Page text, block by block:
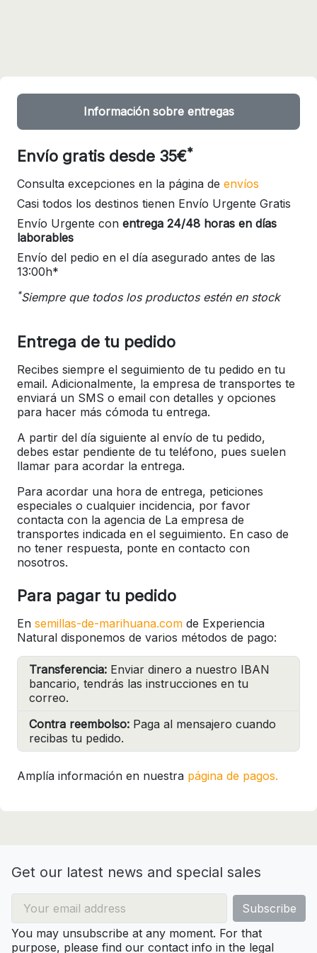
Información sobre entregas
Envío gratis desde 35€*
Consulta excepciones en la página de envíos
Casi todos los destinos tienen Envío Urgente Gratis
Envío Urgente con entrega 24/48 horas en días
laborables
Envío del pedio en el día asegurado antes de las
13:00h*
*Siempre que todos los productos estén en stock
Entrega de tu pedido
Recibes siempre el seguimiento de tu pedido en tu
email. Adicionalmente, la empresa de transportes te
enviará un SMS o email con detalles y opciones
para hacer más cómoda tu entrega.
A partir del día siguiente al envío de tu pedido,
debes estar pendiente de tu teléfono, pues suelen
llamar para acordar la entrega.
Para acordar una hora de entrega, peticiones
especiales o cualquier incidencia, por favor
contacta con la agencia de La empresa de
transportes indicada en el seguimiento. En caso de
no tener respuesta, ponte en contacto con
nosotros.
Para pagar tu pedido
En semillas-de-marihuana.com de Experiencia
Natural disponemos de varios métodos de pago:
Transferencia: Enviar dinero a nuestro IBAN
bancario, tendrás las instrucciones en tu
correo.
Contra reembolso: Paga al mensajero cuando
recibas tu pedido.
Amplía información en nuestra página de pagos.
Get our latest news and special sales
You may unsubscribe at any moment. For that
purpose, please find our contact info in the legal